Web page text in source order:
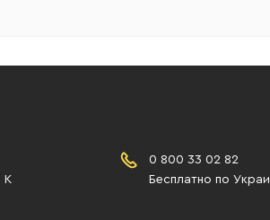
К
0 800 33 02 82
Бесплатно по